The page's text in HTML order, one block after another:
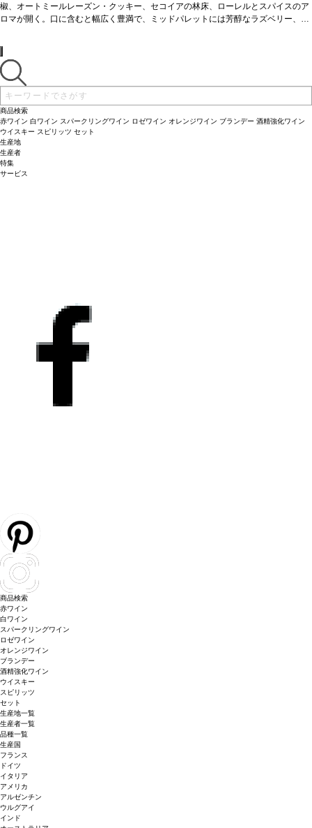
な後味は、熟したタンニンと甘いオークのニュアンスを伴う。合う料理赤肉、ポ
ーク・リブ、中華などと好相性。葡萄品種ジンファンデル、プティ・シラー、シ
次のヴィンテージに変更されます、ご了承ください。
椒、オートミールレーズン・クッキー、セコイアの林床、ローレルとスパイスのア
ロマが開く。口に含むと幅広く豊満で、ミッドパレットには芳醇なラズベリー、ブ
な後味は、熟したタンニンと甘いオークのニュアンスを伴う。
ーク・リブ、中華などと好相性。
ラー*本ヴィンテージが在庫切れの場合、在庫があり価格が同様の場合は自動的に
次のヴィンテージに変更されます、ご了承ください。
商品検索
赤ワイン 白ワイン スパークリングワイン ロゼワイン オレンジワイン ブランデー 酒精強化ワイン
ウイスキー スピリッツ セット
生産地
生産者
特集
サービス
商品検索
赤ワイン
白ワイン
スパークリングワイン
ロゼワイン
オレンジワイン
ブランデー
酒精強化ワイン
ウイスキー
スピリッツ
セット
生産地一覧
生産者一覧
品種一覧
生産国
フランス
ドイツ
イタリア
アメリカ
アルゼンチン
ウルグアイ
インド